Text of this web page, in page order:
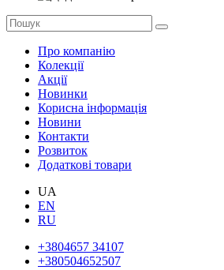
Про компанію
Колекції
Акції
Новинки
Корисна інформація
Новини
Контакти
Розвиток
Додаткові товари
UA
EN
RU
+3804657 34107
+380504652507